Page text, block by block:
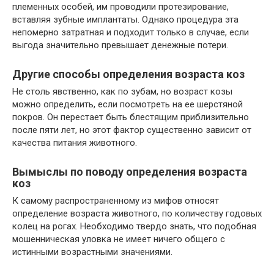
племенных особей, им проводили протезирование,
вставляя зубные имплантаты. Однако процедура эта
непомерно затратная и подходит только в случае, если
выгода значительно превышает денежные потери.
Другие способы определения возраста коз
Не столь явственно, как по зубам, но возраст козы
можно определить, если посмотреть на ее шерстяной
покров. Он перестает быть блестящим приблизительно
после пяти лет, но этот фактор существенно зависит от
качества питания животного.
Вымыслы по поводу определения возраста
коз
К самому распространенному из мифов относят
определение возраста животного, по количеству годовых
колец на рогах. Необходимо твердо знать, что подобная
мошенническая уловка не имеет ничего общего с
истинными возрастными значениями.